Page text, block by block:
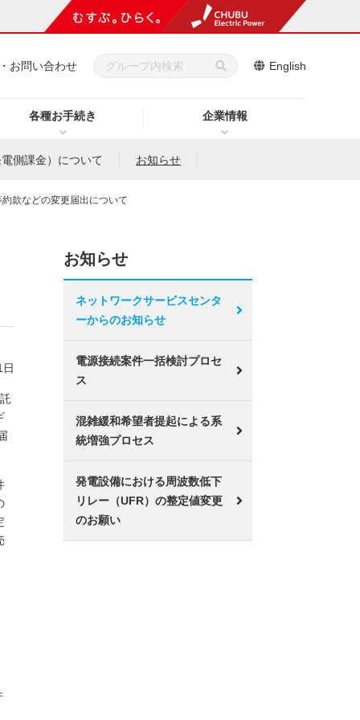
各種お手続き 企業情報
お問い合わせ English
側課金）について お知らせ
款などの変更届出について
お知らせ
ネットワークサービスセンタ
ーからのお知らせ
電源接続案件一括検討プロセ
ス
混雑緩和希望者提起による系
統増強プロセス
発電設備における周波数低下
リレー（UFR）の整定値変更
のお願い